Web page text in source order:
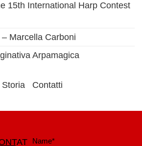
15th International Harp Contest
Marcella Carboni
Arpamagica
Storia Contatti
Name*